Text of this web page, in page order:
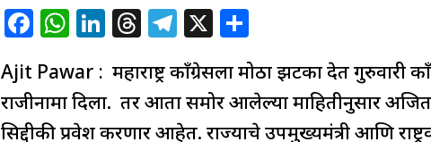
F
c
e
W
at
s
Li
k
e
T
re
a
T
el
e
g
X
h
ar
e
Ajit Pawar : महाराष्ट्र काँग्रेसला मोठा झटका देत गुरुवारी
राजीनामा दिला. तर आता समोर आलेल्या माहितीनुसार अजित
सिद्दीकी प्रवेश करणार आहेत. राज्याचे उपमुख्यमंत्री आणि
‘या’
दिवशी
राष्ट्रवादीत
प्रवेश